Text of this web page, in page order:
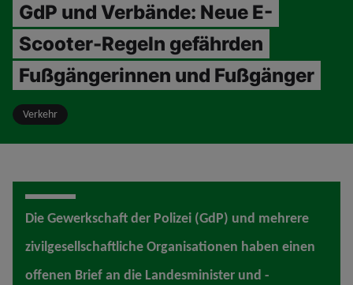
GdP und Verbände: Neue E-
Scooter-Regeln gefährden
Fußgängerinnen und Fußgänger
Verkehr
Die Gewerkschaft der Polizei (GdP) und mehrere
zivilgesellschaftliche Organisationen haben einen
offenen Brief an die Landesminister und -